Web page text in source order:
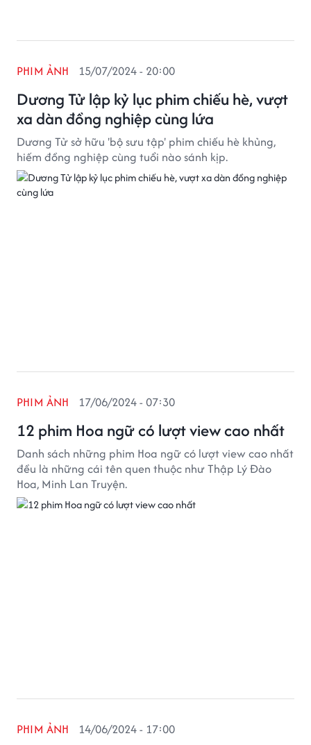
Dương Tử lập kỷ lục phim chiếu hè, vượt
xa dàn đồng nghiệp cùng lứa
PHIM ẢNH 15/07/2024 - 20:00
Dương Tử sở hữu 'bộ sưu tập' phim chiếu hè khủng,
hiếm đồng nghiệp cùng tuổi nào sánh kịp.
12 phim Hoa ngữ có lượt view cao nhất
PHIM ẢNH 17/06/2024 - 07:30
Danh sách những phim Hoa ngữ có lượt view cao nhất
đều là những cái tên quen thuộc như Thập Lý Đào
Hoa, Minh Lan Truyện.
PHIM ẢNH 14/06/2024 - 17:00